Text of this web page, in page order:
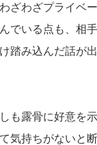
ざわざプライベ
でいる点も、相
踏み込んだ話が
も露骨に好意を
気持ちがないと